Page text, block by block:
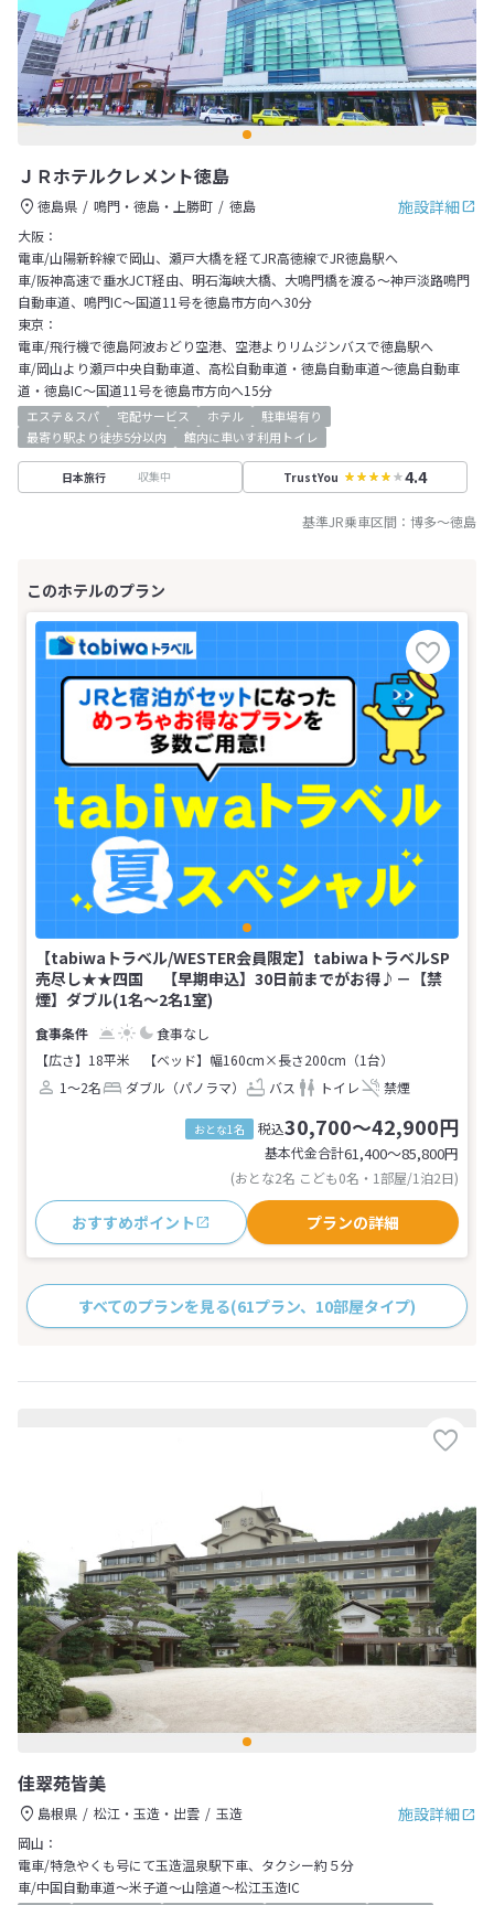
ＪＲホテルクレメント徳島
施設詳細
徳島県 鳴門・徳島・上勝町
徳島
大阪：
電車/山陽新幹線で岡山、瀬戸大橋を経てJR高徳線でJR徳島駅へ
車/阪神高速で垂水JCT経由、明石海峡大橋、大鳴門橋を渡る～神戸淡路鳴門
自動車道、鳴門IC～国道11号を徳島市方向へ30分
東京：
電車/飛行機で徳島阿波おどり空港、空港よりリムジンバスで徳島駅へ
車/岡山より瀬戸中央自動車道、高松自動車道・徳島自動車道～徳島自動車
道・徳島IC～国道11号を徳島市方向へ15分
エステ＆スパ 宅配サービス ホテル
駐車場有り
最寄り駅より徒歩5分以内
館内に車いす利用トイレ
日本旅行 収集中 TrustYou 4.4
基準JR乗車区間： 博多～徳島
【tabiwaトラベル/WESTER会員限定】tabiwaトラベルSP
売尽し★★四国 【早期申込】30日前までがお得♪－【禁
煙】ダブル(1名～2名1室)
食事なし
【広さ】18平米
【ベッド】幅160cm×長さ200cm（1台）
1～2名
ダブル（パノラマ） バス トイレ 禁煙
おとな1名 税込30,700～42,900円
基本代金合計61,400〜85,800円
(おとな2名 こども0名・1部屋/1泊2日)
おすすめポイント プランの詳細
すべてのプランを見る(61プラン、10部屋タイプ)
佳翠苑皆美
施設詳細
島根県 松江・玉造・出雲
玉造
岡山：
電車/特急やくも号にて玉造温泉駅下車、タクシー約５分
車/中国自動車道～米子道～山陰道～松江玉造IC